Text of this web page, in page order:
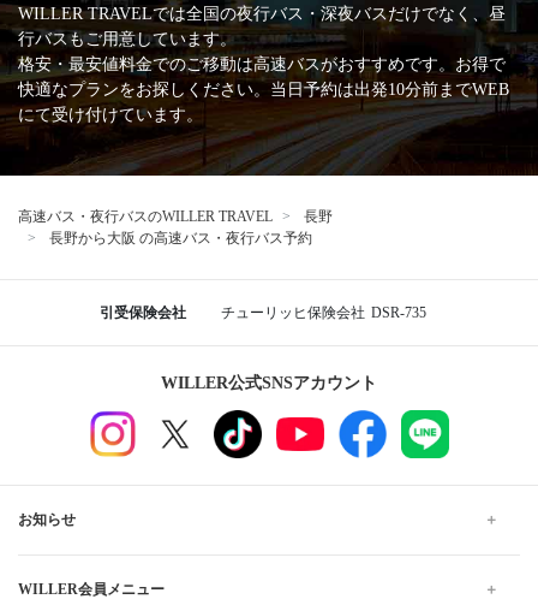
WILLER TRAVELでは全国の夜行バス・深夜バスだけでなく、昼
行バスもご用意しています。
格安・最安値料金でのご移動は高速バスがおすすめです。お得で
快適なプランをお探しください。当日予約は出発10分前までWEB
にて受け付けています。
高速バス・夜行バスのWILLER TRAVEL
長野
長野から大阪 の高速バス・夜行バス予約
引受保険会社 チューリッヒ保険会社 DSR-735
WILLER公式SNSアカウント
お知らせ
WILLER会員メニュー